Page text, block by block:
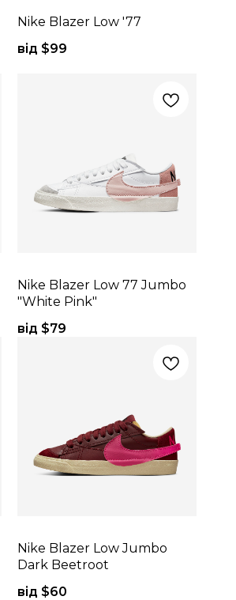
Nike Blazer Low '77
від $99
Nike Blazer Low 77 Jumbo
"White Pink"
від $79
Nike Blazer Low Jumbo
Dark Beetroot
від $60